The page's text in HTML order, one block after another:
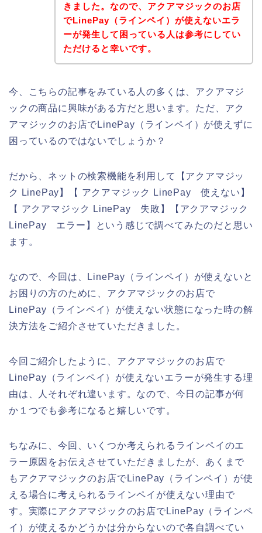
きました。なので、アクアマジックのお店
でLinePay（ラインペイ）が使えないエラ
ーが発生して困っている人は参考にしてい
ただけると幸いです。
今、こちらの記事をみている人の多くは、アクアマジ
ックの商品に興味がある方だと思います。ただ、アク
アマジックのお店でLinePay（ラインペイ）が使えずに
困っているのではないでしょうか？
だから、ネットの検索機能を利用して【アクアマジッ
ク LinePay】【 アクアマジック LinePay 使えない】
【 アクアマジック LinePay 失敗】【アクアマジック
LinePay エラー】という感じで調べてみたのだと思い
ます。
なので、今回は、LinePay（ラインペイ）が使えないと
お困りの方のために、アクアマジックのお店で
LinePay（ラインペイ）が使えない状態になった時の解
決方法をご紹介させていただきました。
今回ご紹介したように、アクアマジックのお店で
LinePay（ラインペイ）が使えないエラーが発生する理
由は、人それぞれ違います。なので、今日の記事が何
か１つでも参考になると嬉しいです。
ちなみに、今回、いくつか考えられるラインペイのエ
ラー原因をお伝えさせていただきましたが、あくまで
もアクアマジックのお店でLinePay（ラインペイ）が使
える場合に考えられるラインペイが使えない理由で
す。実際にアクアマジックのお店でLinePay（ラインペ
イ）が使えるかどうかは分からないので各自調べてい